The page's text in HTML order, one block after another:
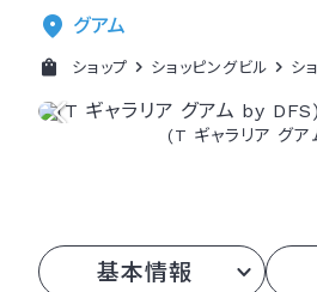
グアム
ショップ ショッピングビル シ
(T ギャラリア グ
基本情報